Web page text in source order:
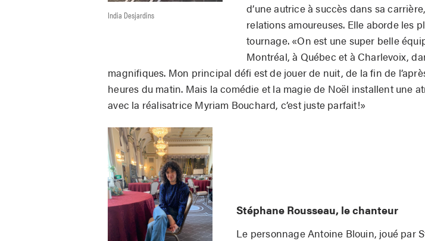
India Desjardins
d’une autrice à succès dans sa
relations amoureuses. Elle aborde les
tournage. «On est une super belle
Montréal, à Québec et à Charlevoix,
magnifiques. Mon principal défi est de jouer de nuit, de la fin de
heures du matin. Mais la comédie et la magie de Noël installent une
avec la réalisatrice Myriam Bouchard, c’est juste parfait!»
Stéphane Rousseau, le chanteur
Le personnage Antoine Blouin, joué par